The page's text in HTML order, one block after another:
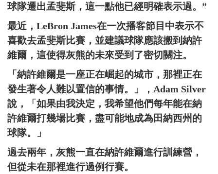
球隊遷出孟斐斯，這一點他已經明確表示過。”
最近，LeBron James在一次播客節目中表示不
喜歡去孟斐斯比賽，並建議球隊應該搬到納許
維爾，這使得灰熊的未來受到了密切關注。
「納許維爾是一座正在崛起的城市，那裡正在
發生著令人難以置信的事情。」，Adam Silver
說，「如果由我決定，我希望他們每年能在納
許維爾打幾場比賽，盡可能地成為田納西州的
球隊。」
過去兩年，灰熊一直在納許維爾進行訓練營，
但從未在那裡進行過例行賽。